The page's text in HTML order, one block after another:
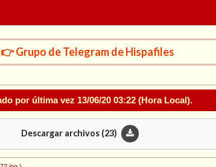
Grupo de Telegram de Hispafiles
por última vez 13/06/20 03:22 (Hora Local).
Descargar archivos (23)